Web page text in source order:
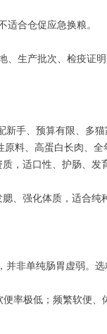
合仓促应急换粮。
生产批次、检疫证
新手、预算有限、多
料、高蛋白长肉、全
，适口性、护肠、
、强化体质，适合
非单纯肠胃虚弱。
率极低；频繁软便